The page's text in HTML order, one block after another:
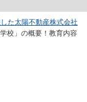
た太陽不動産株式会社
校」の概要！教育内容